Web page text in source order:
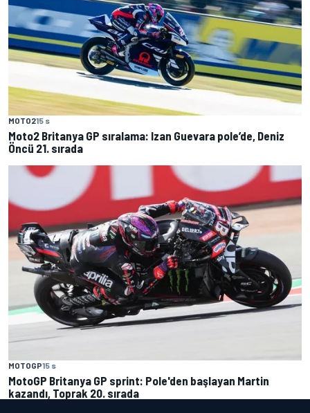
MOTO215 s
Moto2 Britanya GP sıralama: Izan Guevara pole’de, Deniz
Öncü 21. sırada
MOTOGP15 s
MotoGP Britanya GP sprint: Pole'den başlayan Martin
kazandı, Toprak 20. sırada